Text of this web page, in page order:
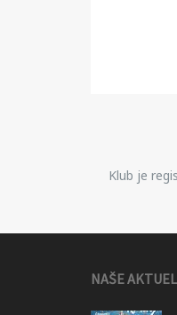
Klub je
NAŠE